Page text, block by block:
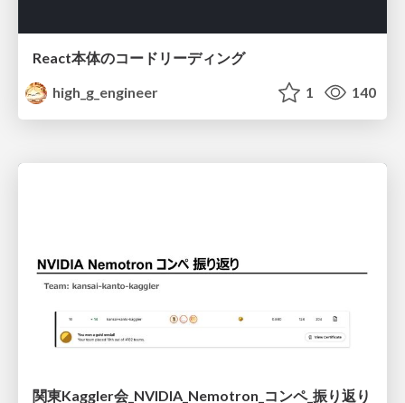
React本体のコードリーディング
high_g_engineer
1 140
関東Kaggler会_NVIDIA_Nemotron_コンペ_振り返り